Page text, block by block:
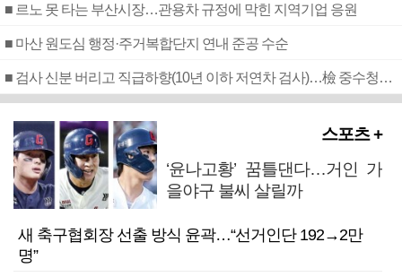
■ 르노 못 타는 부산시장…관용차 규정에 막힌 지역기업 응원
■ 마산 원도심 행정·주거복합단지 연내 준공 수순
■ 검사 신분 버리고 직급하향(10년 이하 저연차 검사)…檢 중수청행 기피
스포츠 +
‘윤나고황’ 꿈틀댄다…거인 가
을야구 불씨 살릴까
새 축구협회장 선출 방식 윤곽…“선거인단 192→2만
명”